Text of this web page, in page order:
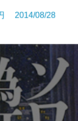
2014/08/28